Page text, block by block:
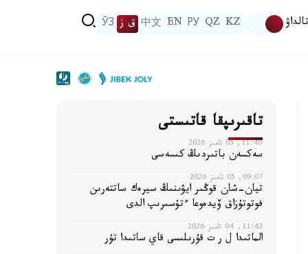
تالداۋ KZ
QZ
РУ
EN
中文 ق ز ЎЗ
تاقىرىپقا قاتىستى
11:40, 05 تامىز 2026
سەكسەن باتىردىڭ كىسەسى
09:07, 05 تامىز 2026
تيان-شان قوڭىر ايۋىنىڭ سيرەك ساتتەرىن
فوتوتۇزاق ۆيدەوعا ءتۇسىرىپ الدى
11:42, 04 تامىز 2026
الماتىدا ل ر ت قۇرىلىسى قاي ساتىدا تۇر